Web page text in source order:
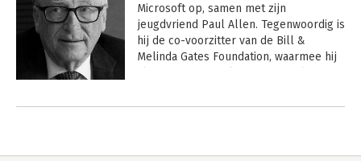
Microsoft op, samen met zijn
jeugdvriend Paul Allen. Tegenwoordig is
hij de co-voorzitter van de Bill &
Melinda Gates Foundation, waarmee hij
ontwikkelingskwesties, zoals
van water, sanitaire voorzieningen en
Andere boeken door Bill Gates